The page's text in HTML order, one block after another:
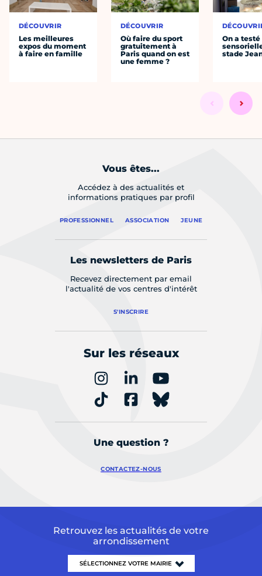
DÉCOUVRIR
Les meilleures
expos du moment
à faire en famille
DÉCOUVRIR
Où faire du sport
gratuitement à
Paris quand on est
une femme ?
On a
stade
Vous êtes...
Accédez à des actualités et
informations pratiques par profil
PROFESSIONNEL ASSOCIATION JEUNE
Les newsletters de Paris
Recevez directement par email
l'actualité de vos centres d'intérêt
S'INSCRIRE
Sur les réseaux
Une question ?
CONTACTEZ-NOUS
Retrouvez les actualités de votre
arrondissement